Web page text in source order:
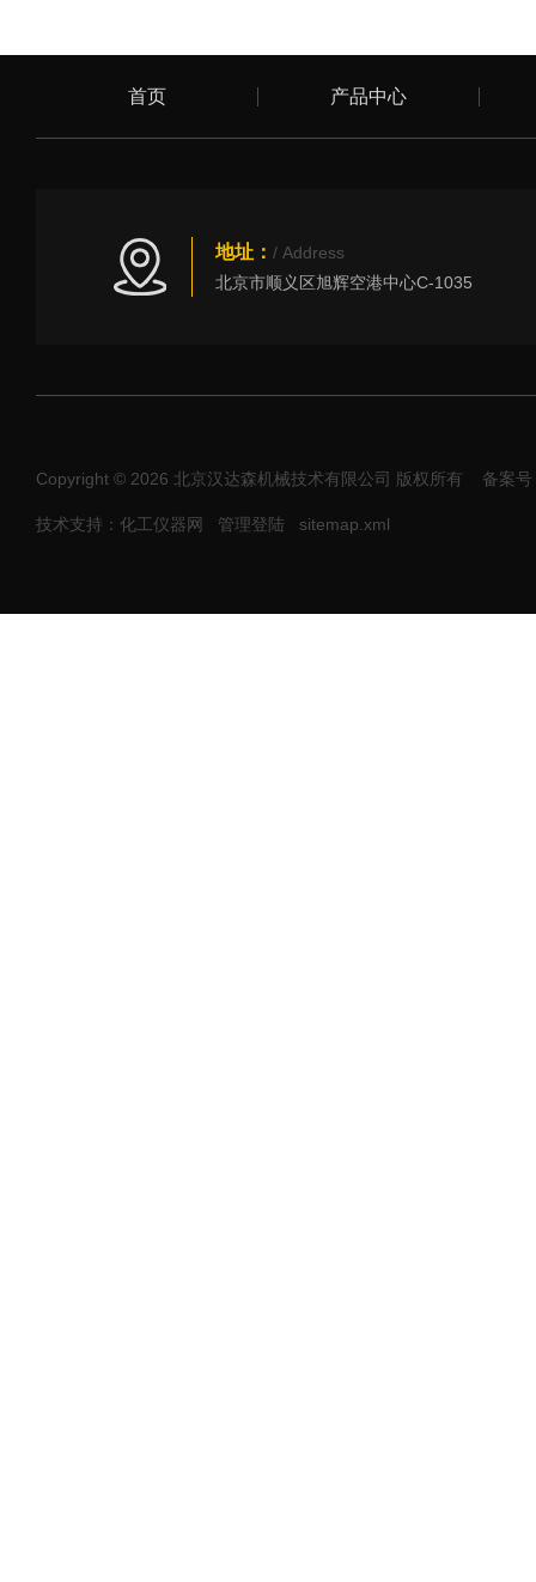
首页 产品中心
地址： / Address
北京市顺义区旭辉空港中心C-1035
Copyright © 2026 北京汉达森机械技术有限公司 版权所有 备案
技术支持：化工仪器网 管理登陆 sitemap.xml